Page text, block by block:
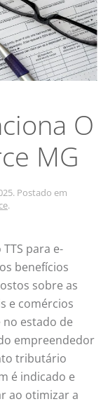
O
MG
. Postado em
.
para e-
benefícios
sobre as
e comércios
estado de
empreendedor
tributário
é indicado e
ao otimizar a